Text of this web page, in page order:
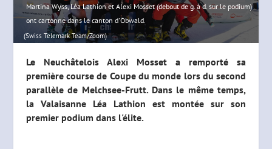
Martina Wyss, Léa Lathion et Alexi Mosset (debout de g. à d. sur le podium)
ont cartonné dans le canton d'Obwald.
(Swiss Telemark Team/Zoom)
Le Neuchâtelois Alexi Mosset a remporté sa
première course de Coupe du monde lors du second
parallèle de Melchsee-Frutt. Dans le même temps,
la Valaisanne Léa Lathion est montée sur son
premier podium dans l'élite.